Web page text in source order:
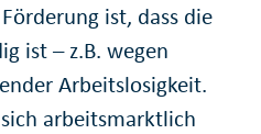
ist, dass die
ist – z.B. wegen
Arbeitslosigkeit.
arbeitsmarktlich